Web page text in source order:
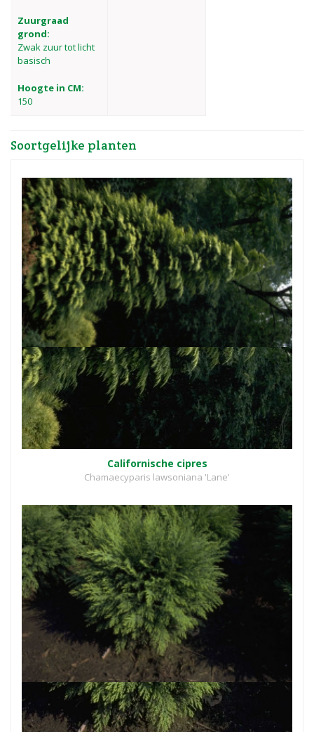
Zuurgraad
grond:
Zwak zuur tot licht
basisch
Hoogte in CM:
150
Soortgelijke planten
Californische cipres
Chamaecyparis lawsoniana 'Lane'